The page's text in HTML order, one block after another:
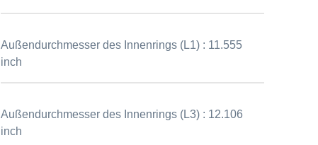
Außendurchmesser des Innenrings (L1) : 11.555
inch
Außendurchmesser des Innenrings (L3) : 12.106
inch